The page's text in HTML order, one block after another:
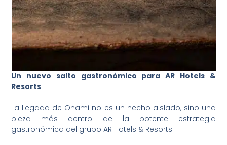
Un nuevo salto gastronómico para AR Hotels &
Resorts
La llegada de Onami no es un hecho aislado, sino una
pieza más dentro de la potente estrategia
gastronómica del grupo AR Hotels & Resorts.